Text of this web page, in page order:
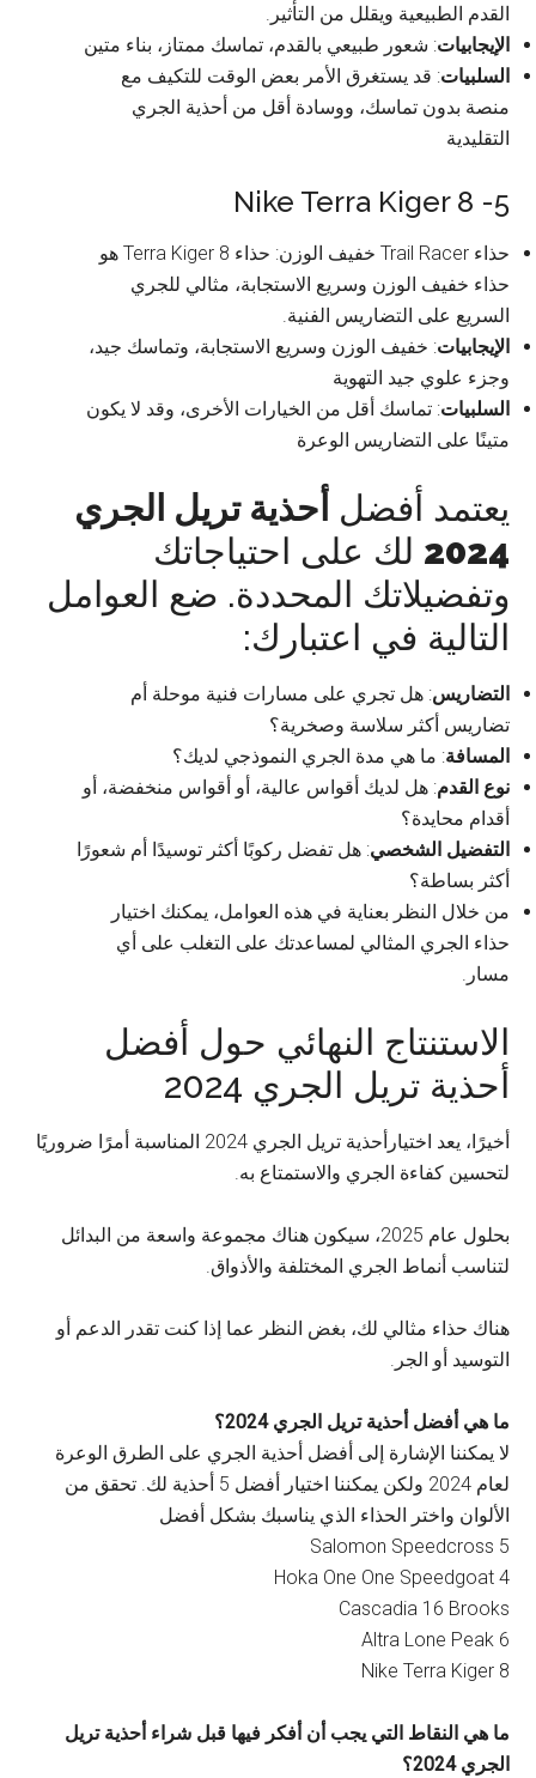
القدم الطبيعية ويقلل من التأثير.
الإيجابيات: شعور طبيعي بالقدم، تماسك ممتاز، بناء متين
السلبيات: قد يستغرق الأمر بعض الوقت للتكيف مع
منصة بدون تماسك، ووسادة أقل من أحذية الجري
التقليدية
5- Nike Terra Kiger 8
حذاء Trail Racer خفيف الوزن: حذاء Terra Kiger 8 هو
حذاء خفيف الوزن وسريع الاستجابة، مثالي للجري
السريع على التضاريس الفنية.
الإيجابيات: خفيف الوزن وسريع الاستجابة، وتماسك جيد،
وجزء علوي جيد التهوية
السلبيات: تماسك أقل من الخيارات الأخرى، وقد لا يكون
متينًا على التضاريس الوعرة
يعتمد أفضل أحذية تريل الجري
2024 لك على احتياجاتك
وتفضيلاتك المحددة. ضع العوامل
التالية في اعتبارك:
التضاريس: هل تجري على مسارات فنية موحلة أم
تضاريس أكثر سلاسة وصخرية؟
المسافة: ما هي مدة الجري النموذجي لديك؟
نوع القدم: هل لديك أقواس عالية، أو أقواس منخفضة، أو
أقدام محايدة؟
التفضيل الشخصي: هل تفضل ركوبًا أكثر توسيدًا أم شعورًا
أكثر بساطة؟
من خلال النظر بعناية في هذه العوامل، يمكنك اختيار
حذاء الجري المثالي لمساعدتك على التغلب على أي
مسار.
الاستنتاج النهائي حول أفضل
أحذية تريل الجري 2024
أخيرًا، يعد اختيارأحذية تريل الجري 2024 المناسبة أمرًا ضروريًا
لتحسين كفاءة الجري والاستمتاع به.
بحلول عام 2025، سيكون هناك مجموعة واسعة من البدائل
لتناسب أنماط الجري المختلفة والأذواق.
هناك حذاء مثالي لك، بغض النظر عما إذا كنت تقدر الدعم أو
التوسيد أو الجر.
ما هي أفضل أحذية تريل الجري 2024؟
لا يمكننا الإشارة إلى أفضل أحذية الجري على الطرق الوعرة
لعام 2024 ولكن يمكننا اختيار أفضل 5 أحذية لك. تحقق من
الألوان واختر الحذاء الذي يناسبك بشكل أفضل
Salomon Speedcross 5
Hoka One One Speedgoat 4
Cascadia 16 Brooks
Altra Lone Peak 6
Nike Terra Kiger 8
ما هي النقاط التي يجب أن أفكر فيها قبل شراء أحذية تريل
الجري 2024؟